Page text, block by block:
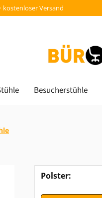
kostenloser Versand
Besucherstühle
Polster: